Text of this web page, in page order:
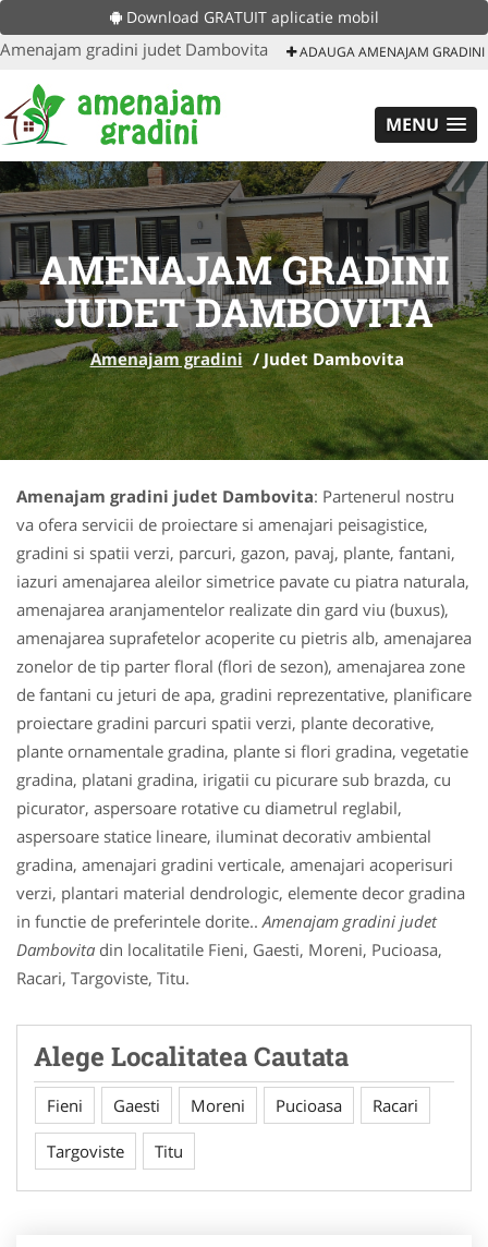
Download GRATUIT aplicatie mobil
Amenajam gradini judet Dambovita ADAUGA AMENAJAM GRADINI
MENU
AMENAJAM GRADINI
JUDET DAMBOVITA
Amenajam gradini / Judet Dambovita
Amenajam gradini judet Dambovita: Partenerul nostru
va ofera servicii de proiectare si amenajari peisagistice,
gradini si spatii verzi, parcuri, gazon, pavaj, plante, fantani,
iazuri amenajarea aleilor simetrice pavate cu piatra naturala,
amenajarea aranjamentelor realizate din gard viu (buxus),
amenajarea suprafetelor acoperite cu pietris alb, amenajarea
zonelor de tip parter floral (flori de sezon), amenajarea zone
de fantani cu jeturi de apa, gradini reprezentative, planificare
proiectare gradini parcuri spatii verzi, plante decorative,
plante ornamentale gradina, plante si flori gradina, vegetatie
gradina, platani gradina, irigatii cu picurare sub brazda, cu
picurator, aspersoare rotative cu diametrul reglabil,
aspersoare statice lineare, iluminat decorativ ambiental
gradina, amenajari gradini verticale, amenajari acoperisuri
verzi, plantari material dendrologic, elemente decor gradina
in functie de preferintele dorite..Amenajam gradini judet
Dambovita din localitatile Fieni, Gaesti, Moreni, Pucioasa,
Racari, Targoviste, Titu.
Alege Localitatea Cautata
Fieni Gaesti Moreni Pucioasa Racari
Targoviste Titu